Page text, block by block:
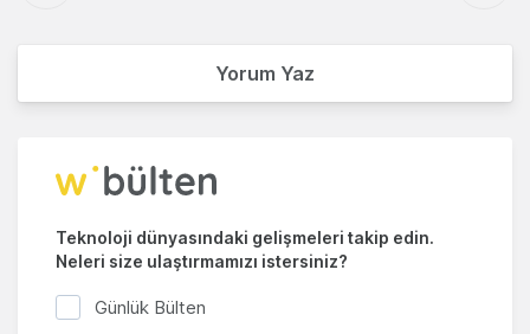
Yorum Yaz
Teknoloji dünyasındaki gelişmeleri takip edin.
Neleri size ulaştırmamızı istersiniz?
Günlük Bülten